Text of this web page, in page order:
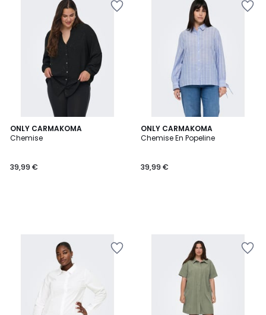
ONLY CARMAKOMA
Chemise
39,99 €
ONLY CARMAKOMA
Chemise En Popeline
39,99 €